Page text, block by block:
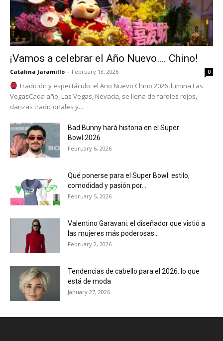
¡Vamos a celebrar el Año Nuevo…. Chino!
Catalina Jaramillo - February 13, 2026 0
Tradición y espectáculo: el Año Nuevo Chino 2026 ilumina Las
VegasCada año, Las Vegas, Nevada, se llena de faroles rojos,
danzas tradicionales y...
Bad Bunny hará historia en el Super
Bowl 2026
February 6, 2026
Qué ponerse para el Super Bowl: estilo,
comodidad y pasión por...
February 5, 2026
Valentino Garavani: el diseñador que vistió a
las mujeres más poderosas...
February 2, 2026
Tendencias de cabello para el 2026: lo que
está de moda
January 27, 2026